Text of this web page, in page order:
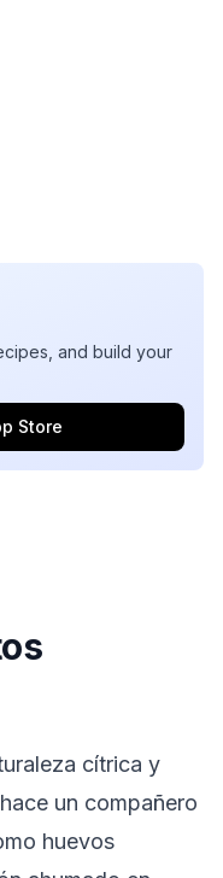
and build your
Store
cítrica y
un compañero
huevos